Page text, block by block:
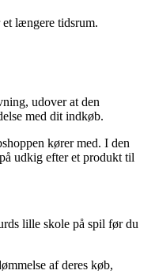
længere tidsrum.
udover at den
med dit indkøb.
kører med. I den
udkig efter et produkt til
lille skole på spil før du
af deres køb,